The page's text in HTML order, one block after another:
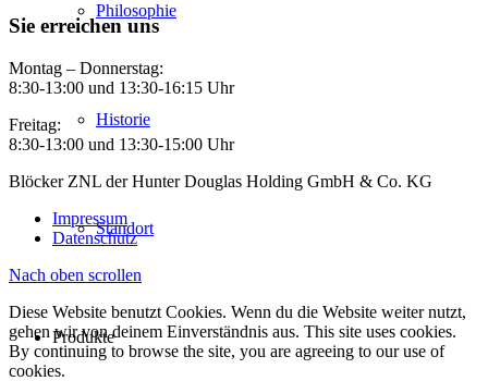
Philosophie
Historie
Standort
Produkte
Sie erreichen uns
Montag – Donnerstag:
8:30-13:00 und 13:30-16:15 Uhr
Freitag:
8:30-13:00 und 13:30-15:00 Uhr
Blöcker ZNL der Hunter Douglas Holding GmbH & Co. KG
Impressum
Datenschutz
Nach oben scrollen
Diese Website benutzt Cookies. Wenn du die Website weiter nutzt,
gehen wir von deinem Einverständnis aus. This site uses cookies.
By continuing to browse the site, you are agreeing to our use of
cookies.